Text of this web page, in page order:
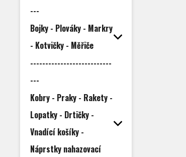
---
Bojky - Plováky - Markry
- Kotvičky - Měřiče
---------------------------
---
Kobry - Praky - Rakety -
Lopatky - Drtičky -
Vnadící košíky -
Náprstky nahazovací